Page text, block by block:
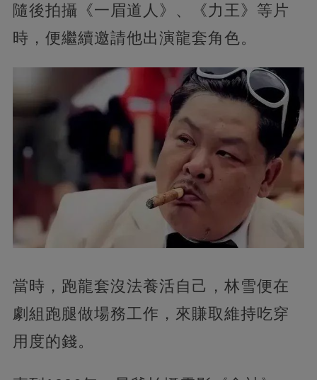
隨後拍攝《一眉道人》、《力王》等片
時，便繼續邀請他出演龍套角色。
當時，跑龍套沒法養活自己，林雪便在
劇組跑腿做場務工作，來賺取維持吃穿
用度的錢。